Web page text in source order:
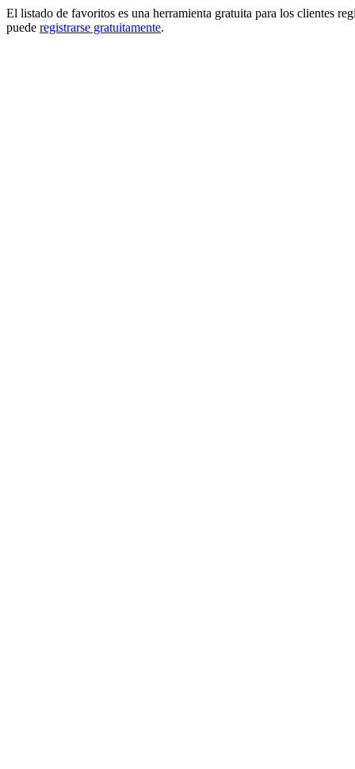
El listado de favoritos es una herramienta gratuita para los clientes
puede registrarse gratuitamente.